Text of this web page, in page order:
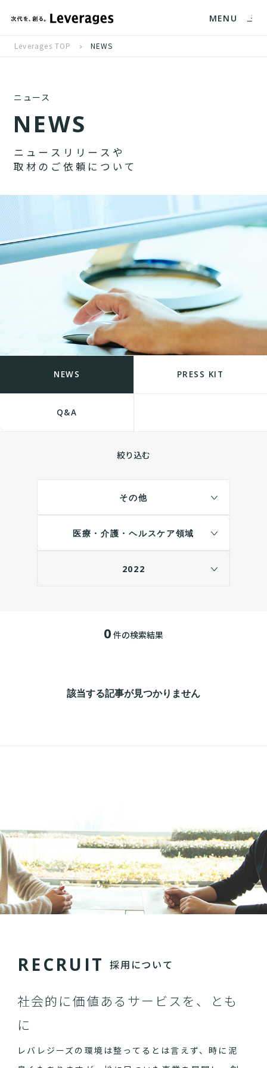
MENU
Leverages TOP NEWS
ニュース
NEWS
ニ ュ ー ス リ リ ー ス や
取 材 の ご 依 頼 に つ い て
NEWS PRESS KIT
Q&A
絞り込む
その他
医療・介護・ヘルスケア領域
2022
0 件の検索結果
該当する記事が見つかりません
RECRU IT 採用について
社会的に価値あるサービスを、とも
に
レバレジーズの環境は整ってるとは言えず、時に泥